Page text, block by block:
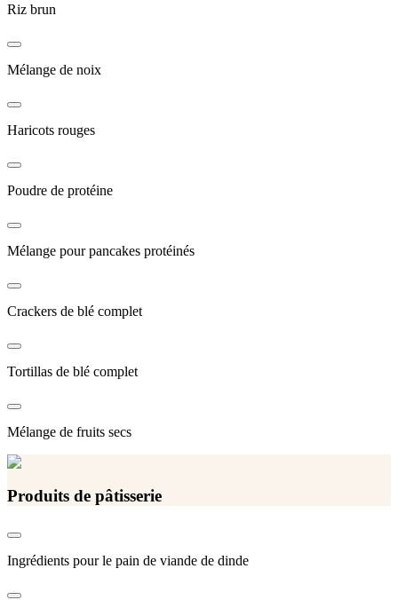
Riz brun
Mélange de noix
Haricots rouges
Poudre de protéine
Mélange pour pancakes protéinés
Crackers de blé complet
Tortillas de blé complet
Mélange de fruits secs
Produits de pâtisserie
Ingrédients pour le pain de viande de dinde